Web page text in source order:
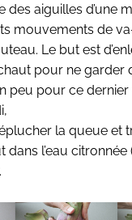
des aiguilles d’une
mouvements de
Le but est
pour ne
peu pour ce
la queue et
l’eau citronnée